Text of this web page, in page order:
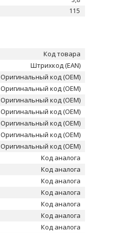
115
Код товара
Штрихкод (EAN)
Оригинальный код (OEM)
Оригинальный код (OEM)
Оригинальный код (OEM)
Оригинальный код (OEM)
Оригинальный код (OEM)
Оригинальный код (OEM)
Оригинальный код (OEM)
Код аналога
Код аналога
Код аналога
Код аналога
Код аналога
Код аналога
Код аналога